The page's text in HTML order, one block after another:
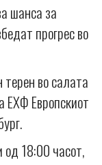
шанса за
прогрес во
во салата
ЕХФ Европскиот
од 18:00 часот,